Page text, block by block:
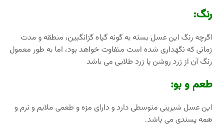
رنگ:
اگرچه رنگ این عسل بسته به گونه گیاه گزانگبین،‌ منطقه و مدت
زمانی که نگهداری شده است متفاوت خواهد بود، اما به طور معمول
رنگ آن از زرد روشن یا زرد طلایی می باشد
طعم و بو:
این عسل شیرینی متوسطی دارد و دارای مزه و طعمی ملایم و نرم و
همه پسندی می باشد.